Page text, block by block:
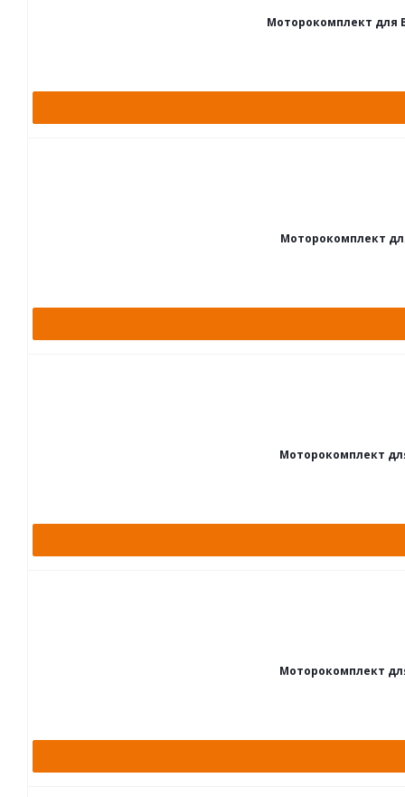
Моторокомплект для
Моторокомплект
Моторокомплект
Моторокомплект